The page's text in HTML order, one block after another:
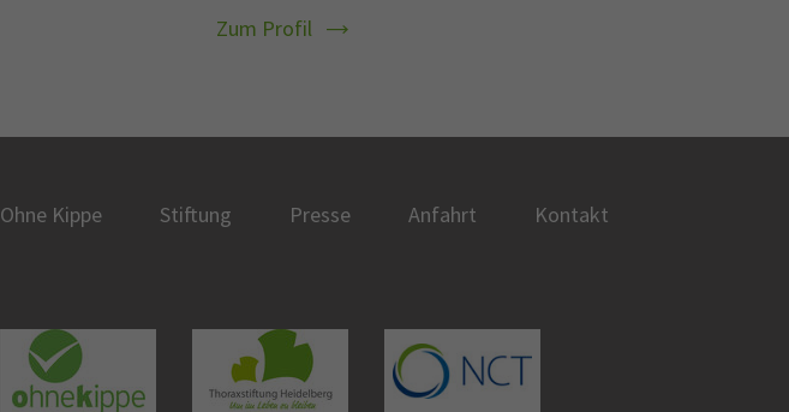
Zum Profil
Ohne Kippe Stiftung Presse Anfahrt Kontakt